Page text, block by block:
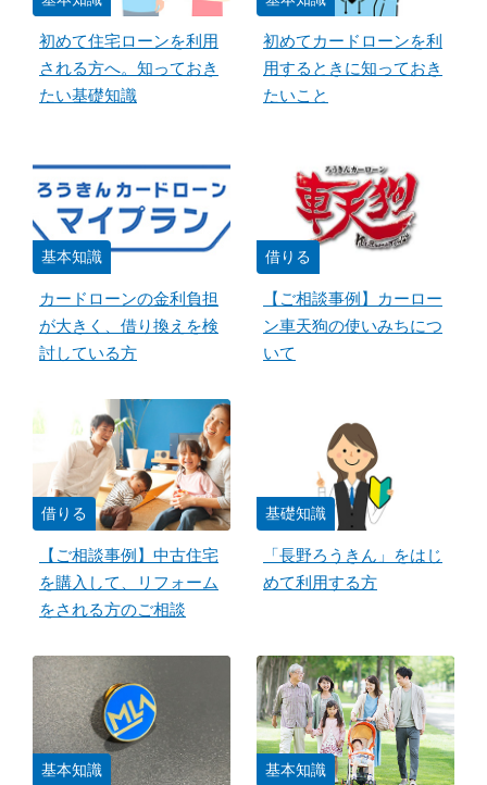
初めて住宅ローンを利用
される方へ。知っておき
たい基礎知識
初めてカードローンを利
用するときに知っておき
たいこと
基本知識
カードローンの金利負担
が大きく、借り換えを検
討している方
借りる
【ご相談事例】カーロー
ン車天狗の使いみちにつ
いて
借りる
【ご相談事例】中古住宅
を購入して、リフォーム
をされる方のご相談
基礎知識
「長野ろうきん」をはじ
めて利用する方
基本知識 基本知識